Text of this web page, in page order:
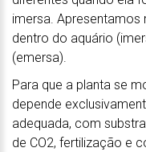
imersa.
dentro do aquário
(emersa).
Para que a planta se
depende
adequada, com
de CO2, fertilização e